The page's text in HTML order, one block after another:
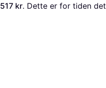
517 kr. Dette er for tiden det